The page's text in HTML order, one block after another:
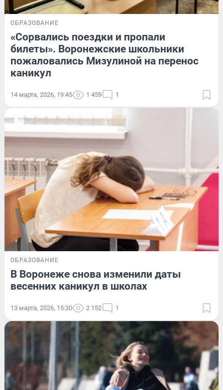
ОБРАЗОВАНИЕ
«Сорвались поездки и пропали
билеты». Воронежские школьники
пожаловались Мизулиной на перенос
каникул
14 марта, 2026, 19:45 1 459 1
ОБРАЗОВАНИЕ
В Воронеже снова изменили даты
весенних каникул в школах
13 марта, 2026, 15:30 2 152 1